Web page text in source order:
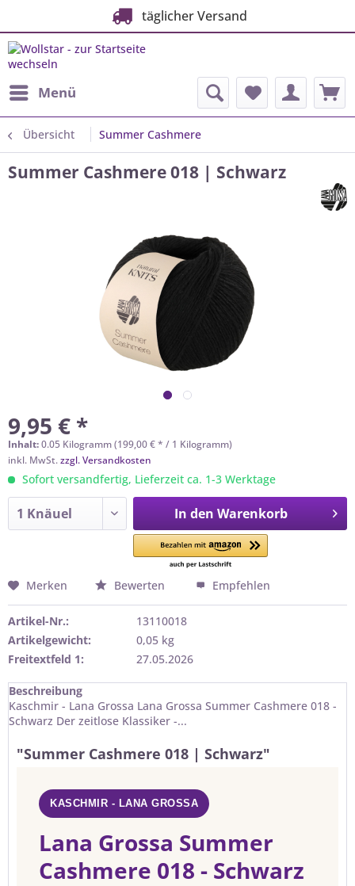
täglicher Versand
Menü
Übersicht Summer Cashmere
Summer Cashmere 018 | Schwarz
9,95 € *
Inhalt:0.05 Kilogramm (199,00 € * / 1 Kilogramm)
inkl. MwSt.zzgl. Versandkosten
Sofort versandfertig, Lieferzeit ca. 1-3 Werktage
In den Warenkorb
Merken Bewerten Empfehlen
Artikel-Nr.:
13110018
Artikelgewicht:
0,05 kg
Freitextfeld 1:
27.05.2026
Beschreibung
Kaschmir - Lana Grossa Lana Grossa Summer Cashmere 018 -
Schwarz Der zeitlose Klassiker -...
"Summer Cashmere 018 | Schwarz"
KASCHMIR - LANA GROSSA
Lana Grossa Summer
Cashmere 018 - Schwarz